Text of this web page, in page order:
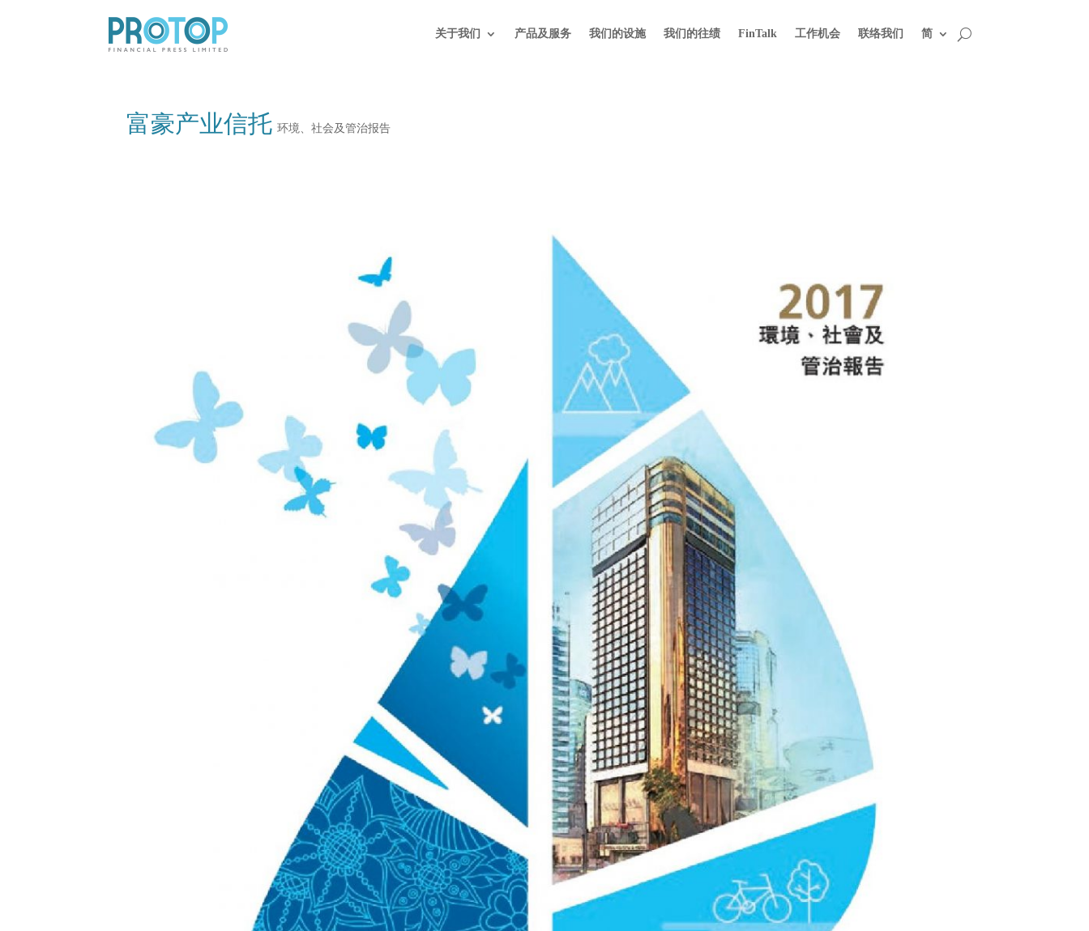
关于我们 产品及服务 我们的设施 我们的往绩 FinTalk 工作机会 联络我们 简
富豪产业信托 环境、社会及管治报告